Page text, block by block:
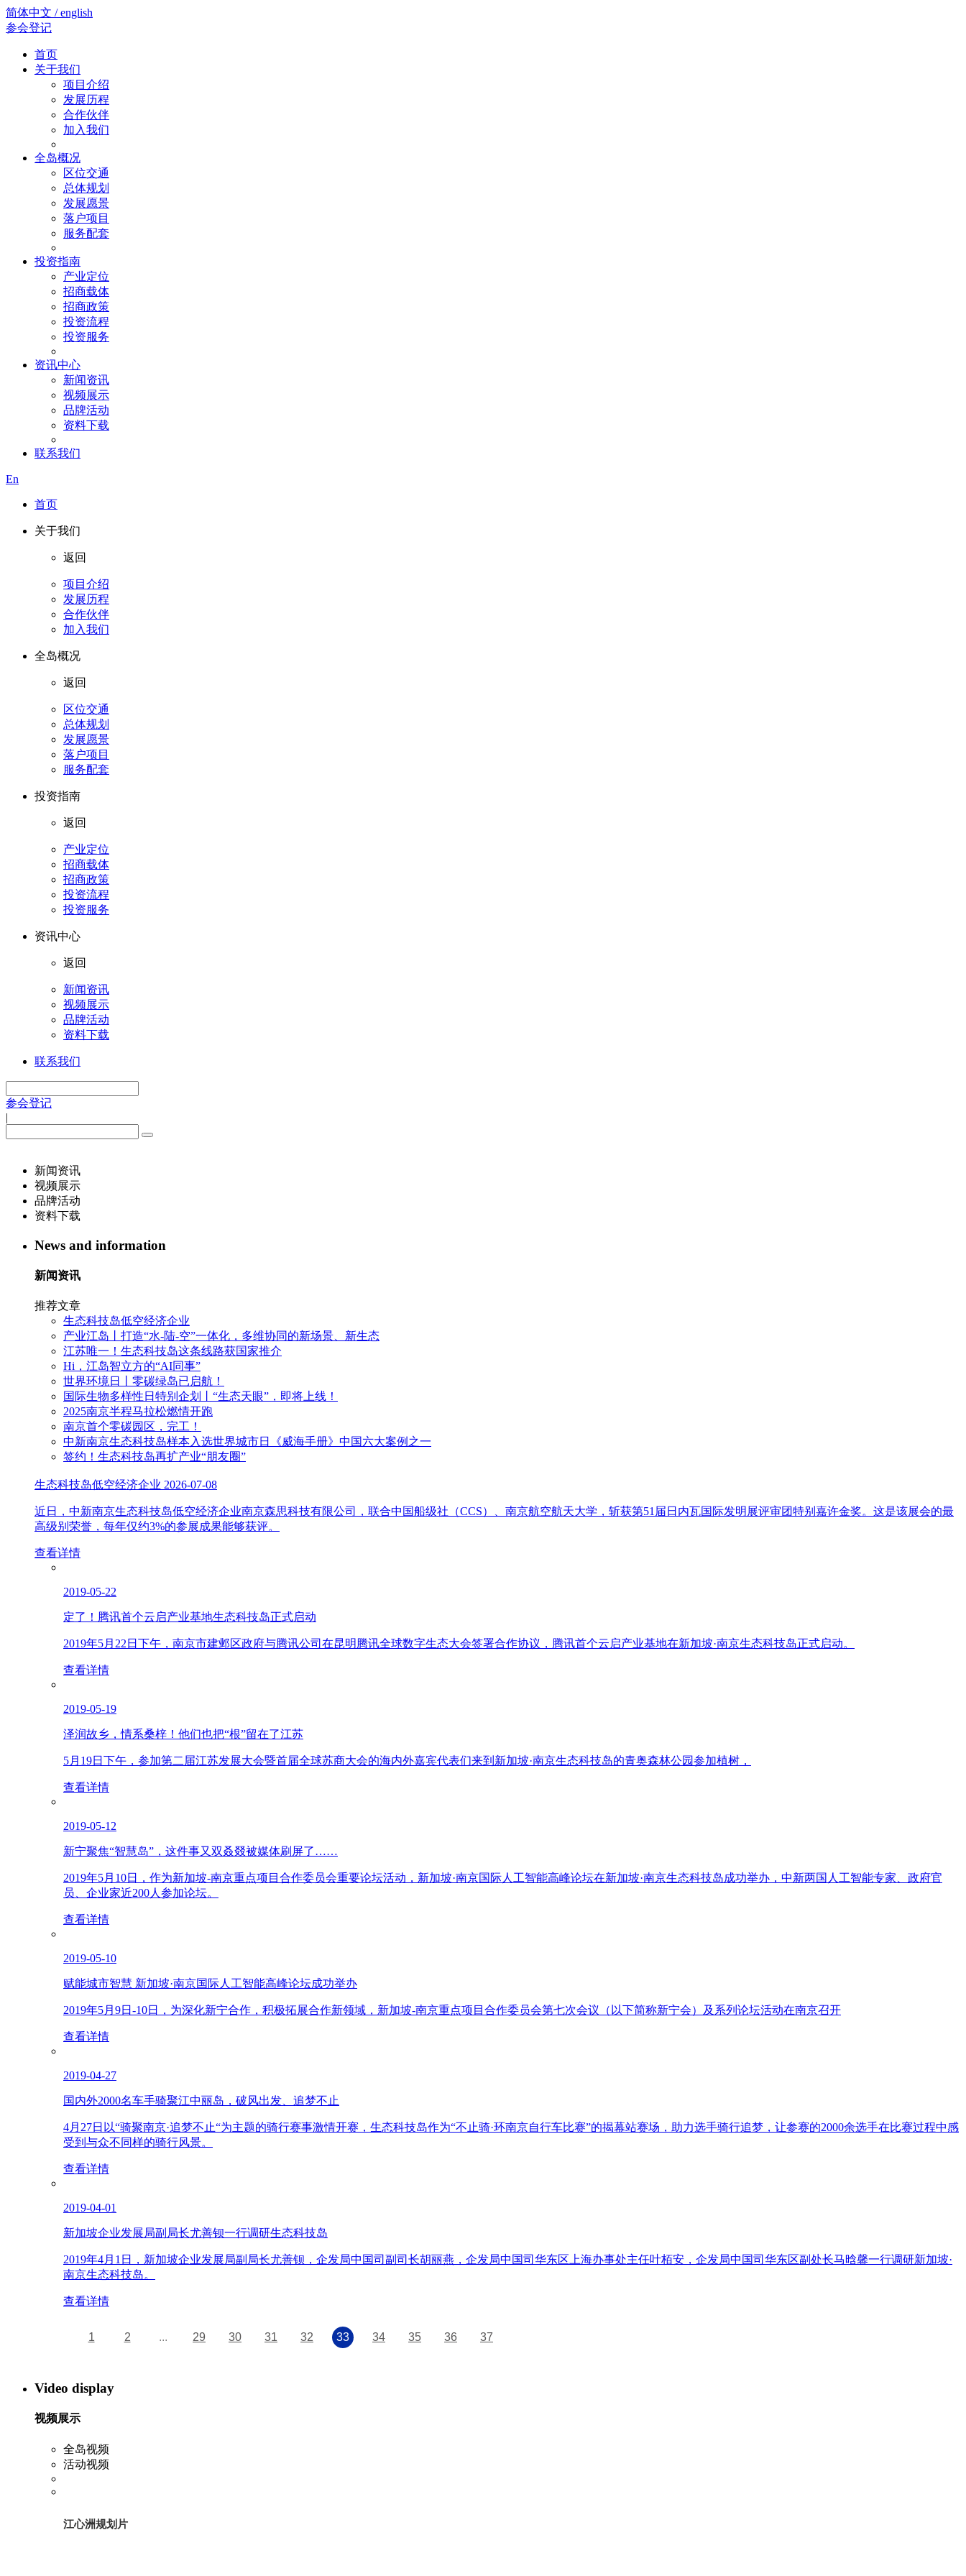
简体中文 / english
参会登记
首页
关于我们
项目介绍
发展历程
合作伙伴
加入我们
全岛概况
区位交通
总体规划
发展愿景
落户项目
服务配套
投资指南
产业定位
招商载体
招商政策
投资流程
投资服务
资讯中心
新闻资讯
视频展示
品牌活动
资料下载
联系我们
En
首页
关于我们
返回
项目介绍
发展历程
合作伙伴
加入我们
全岛概况
返回
区位交通
总体规划
发展愿景
落户项目
服务配套
投资指南
返回
产业定位
招商载体
招商政策
投资流程
投资服务
资讯中心
返回
新闻资讯
视频展示
品牌活动
资料下载
联系我们
参会登记
|
新闻资讯
视频展示
品牌活动
资料下载
News and information
新闻资讯
推荐文章
生态科技岛低空经济企业
产业江岛丨打造“水-陆-空”一体化，多维协同的新场景、新生态
江苏唯一！生态科技岛这条线路获国家推介
Hi，江岛智立方的“AI同事”
世界环境日丨零碳绿岛已启航！
国际生物多样性日特别企划丨“生态天眼”，即将上线！
2025南京半程马拉松燃情开跑
南京首个零碳园区，完工！
中新南京生态科技岛样本入选世界城市日《威海手册》中国六大案例之一
签约！生态科技岛再扩产业“朋友圈”
生态科技岛低空经济企业 2026-07-08
近日，中新南京生态科技岛低空经济企业南京森思科技有限公司，联合中国船级社（CCS）、南京航空航天大学，斩获第51届日内瓦国际发明展评审团特别嘉许金奖。这是该展会的最
高级别荣誉，每年仅约3%的参展成果能够获评。
查看详情
2019-05-22
定了！腾讯首个云启产业基地生态科技岛正式启动
2019年5月22日下午，南京市建邺区政府与腾讯公司在昆明腾讯全球数字生态大会签署合作协议，腾讯首个云启产业基地在新加坡·南京生态科技岛正式启动。
查看详情
2019-05-19
泽润故乡，情系桑梓！他们也把“根”留在了江苏
5月19日下午，参加第二届江苏发展大会暨首届全球苏商大会的海内外嘉宾代表们来到新加坡·南京生态科技岛的青奥森林公园参加植树，
查看详情
2019-05-12
新宁聚焦“智慧岛”，这件事又双叒叕被媒体刷屏了……
2019年5月10日，作为新加坡-南京重点项目合作委员会重要论坛活动，新加坡·南京国际人工智能高峰论坛在新加坡·南京生态科技岛成功举办，中新两国人工智能专家、政府官
员、企业家近200人参加论坛。
查看详情
2019-05-10
赋能城市智慧 新加坡·南京国际人工智能高峰论坛成功举办
2019年5月9日-10日，为深化新宁合作，积极拓展合作新领域，新加坡-南京重点项目合作委员会第七次会议（以下简称新宁会）及系列论坛活动在南京召开
查看详情
2019-04-27
国内外2000名车手骑聚江中丽岛，破风出发、追梦不止
4月27日以“骑聚南京·追梦不止“为主题的骑行赛事激情开赛，生态科技岛作为“不止骑·环南京自行车比赛”的揭幕站赛场，助力选手骑行追梦，让参赛的2000余选手在比赛过程中感
受到与众不同样的骑行风景。
查看详情
2019-04-01
新加坡企业发展局副局长尤善钡一行调研生态科技岛
2019年4月1日，新加坡企业发展局副局长尤善钡，企发局中国司副司长胡丽燕，企发局中国司华东区上海办事处主任叶栢安，企发局中国司华东区副处长马晗馨一行调研新加坡·
南京生态科技岛。
查看详情
1 2 ... 29 30 31 32 33 34 35 36 37
Video display
视频展示
全岛视频
活动视频
江心洲规划片